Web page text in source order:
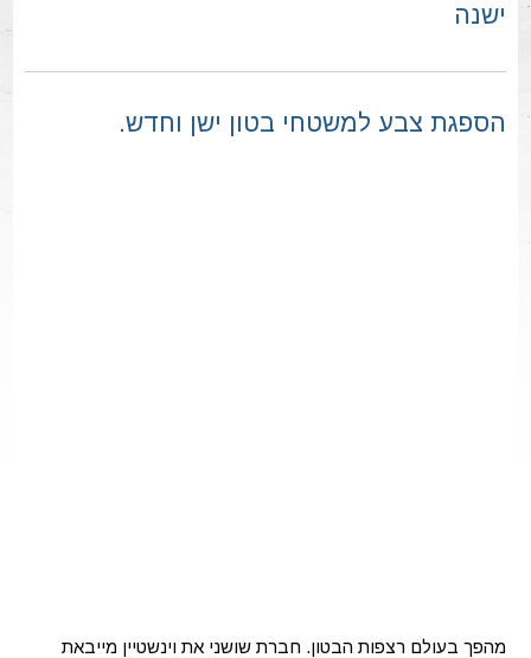
ישנה
הספגת צבע למשטחי בטון ישן וחדש.
מהפך בעולם רצפות הבטון. חברת שושני את וינשטיין מייבאת